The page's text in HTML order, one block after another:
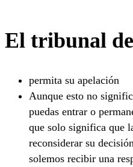
El tribunal
permita su apelación
Aunque esto no
puedas entrar o
que solo significa que
reconsiderar su
solemos recibir una